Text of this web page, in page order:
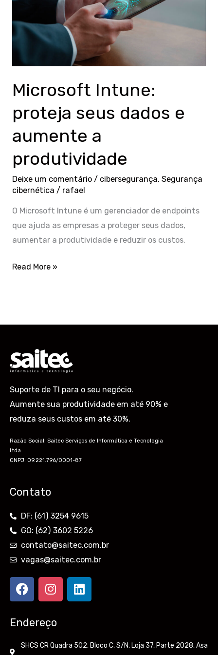
Microsoft Intune:
proteja seus dados e
aumente a
produtividade
Deixe um comentário / cibersegurança,Segurança
cibernética / rafael
O Microsoft Intune é um gerenciador de endpoints
que ajuda as empresas a proteger seus dados,
aumentar a produtividade e reduzir os custos.
a
produtividade
Read More »
Suporte de TI para o seu negócio.
Aumente sua produtividade em até 90% e
reduza seus custos em até 30%.
Razão Social: Saitec Serviços de Informática e Tecnologia
Ltda
CNPJ: 09.221.796/0001-87
Contato
DF: (61) 3254 9615
GO: (62) 3602 5226
contato@saitec.com.br
vagas@saitec.com.br
F
a
e
b
o
I
n
t
a
g
L
i
d
Endereço
SHCS CR Quadra 502, Bloco C, S/N, Loja 37, Parte 2028, Asa